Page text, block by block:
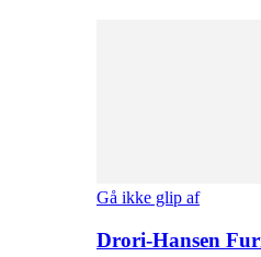
Gå ikke glip af
Drori-Hansen